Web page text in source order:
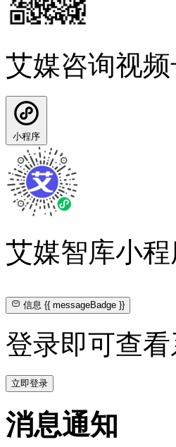
艾媒咨询视频
小程序
艾媒智库小程
信息{{ messageBadge }}
登录即可查
立即登录
消息通知